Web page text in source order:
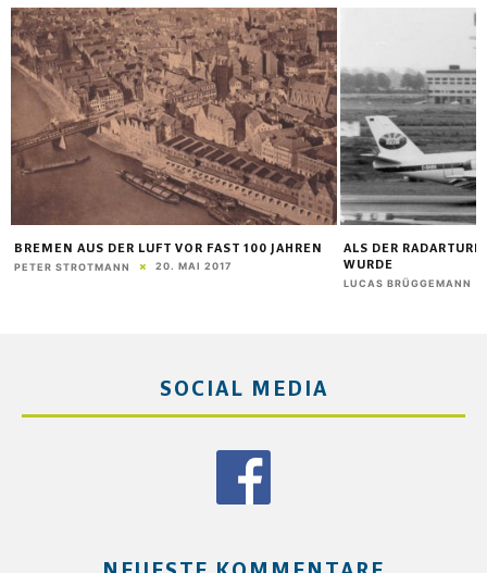
BREMEN AUS DER LUFT VOR FAST 100 JAHREN
PETER STROTMANN 20. MAI 2017
ALS DER
WURDE
LUCAS BRÜGGEMANN
SOCIAL MEDIA